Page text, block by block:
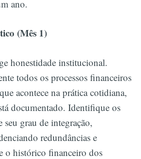
ano.
(Mês 1)
honestidade institucional.
todos os processos financeiros
acontece na prática cotidiana,
documentado. Identifique os
seu grau de integração,
redundâncias e
o histórico financeiro dos